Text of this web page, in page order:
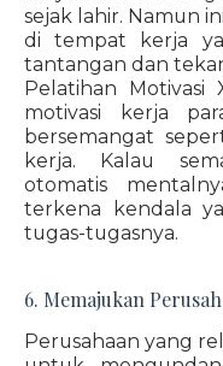
sejak lahir. Namun
di tempat kerja
tantangan dan
Pelatihan Motivasi
motivasi kerja
bersemangat
kerja. Kalau
otomatis
terkena kendala
tugas-tugasnya.
6. Memajukan
Perusahaan yang